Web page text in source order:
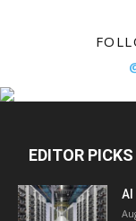
EDITOR PICKS